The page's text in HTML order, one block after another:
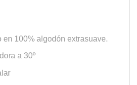
en 100% algodón extrasuave.
a 30º